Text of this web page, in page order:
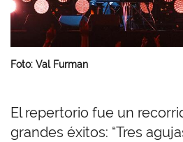
Foto: Val Furman
El repertorio fue un
grandes éxitos: “Tres